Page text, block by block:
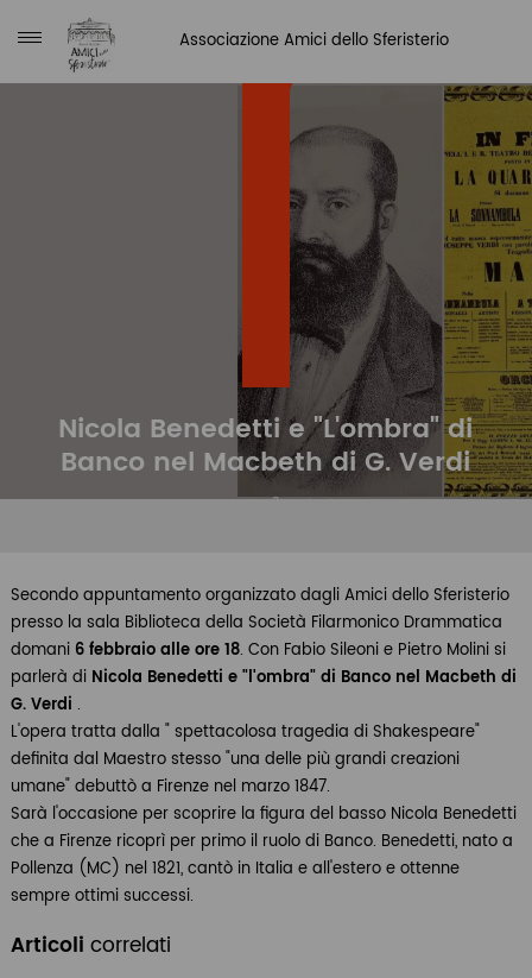
Associazione Amici dello Sferisterio
Nicola Benedetti e "L'ombra" di
Banco nel Macbeth di G. Verdi
LUCIA ROSA 04/02/2019
Secondo appuntamento organizzato dagli Amici dello Sferisterio
presso la sala Biblioteca della Società Filarmonico Drammatica
domani 6 febbraio alle ore 18. Con Fabio Sileoni e Pietro Molini si
parlerà di Nicola Benedetti e "l'ombra" di Banco nel Macbeth di
G. Verdi .
L'opera tratta dalla " spettacolosa tragedia di Shakespeare"
definita dal Maestro stesso "una delle più grandi creazioni
umane" debuttò a Firenze nel marzo 1847.
Sarà l'occasione per scoprire la figura del basso Nicola Benedetti
che a Firenze ricoprì per primo il ruolo di Banco. Benedetti, nato a
Pollenza (MC) nel 1821, cantò in Italia e all'estero e ottenne
sempre ottimi successi.
Articoli correlati